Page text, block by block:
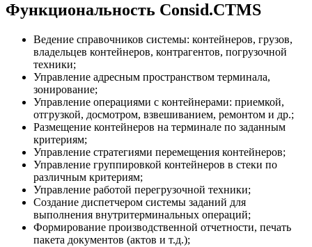
Функциональность Consid.СTMS
Ведение справочников системы: контейнеров, грузов,
владельцев контейнеров, контрагентов, погрузочной
техники;
Управление адресным пространством терминала,
зонирование;
Управление операциями с контейнерами: приемкой,
отгрузкой, досмотром, взвешиванием, ремонтом и др.;
Размещение контейнеров на терминале по заданным
критериям;
Управление стратегиями перемещения контейнеров;
Управление группировкой контейнеров в стеки по
различным критериям;
Управление работой перегрузочной техники;
Создание диспетчером системы заданий для
выполнения внутритерминальных операций;
Формирование производственной отчетности, печать
пакета документов (актов и т.д.);